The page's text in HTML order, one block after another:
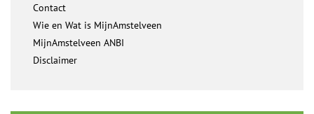
Contact
Wie en Wat is MijnAmstelveen
MijnAmstelveen ANBI
Disclaimer